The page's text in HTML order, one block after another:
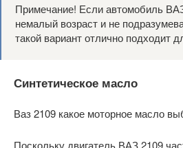
Примечание! Если автомобиль
немалый возраст и не
такой вариант отлично подходит
Синтетическое масло
Ваз 2109 какое моторное масло